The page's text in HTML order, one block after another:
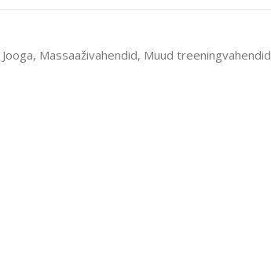
Jooga, Massaaživahendid, Muud treeningvahendid